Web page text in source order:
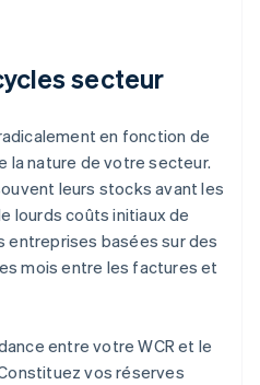
secteur
en fonction de
la nature de votre secteur.
leurs stocks avant les
lourds coûts initiaux de
entreprises basées sur des
mois entre les factures et
entre votre WCR et le
vos réserves